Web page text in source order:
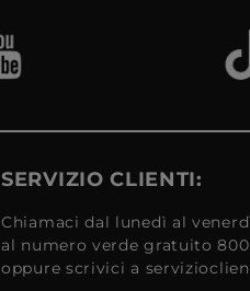
SERVIZIO CLIENTI:
Chiamaci dal lunedì al
al numero verde gratuito
oppure scrivici a